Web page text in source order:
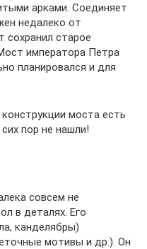
арками. Соединяет
недалеко от
сохранил старое
императора Петра
планировался и для
моста есть
пор не нашли!
совсем не
в деталях. Его
канделябры)
мотивы и др.). Он